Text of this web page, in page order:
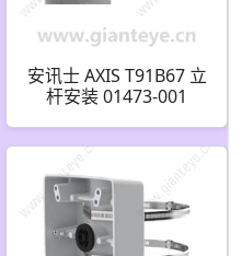
安讯士 AXIS T91B67 立
杆安装 01473-001